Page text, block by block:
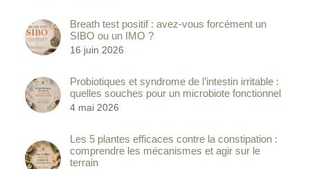
Breath test positif : avez-vous forcément un
SIBO ou un IMO ?
16 juin 2026
Probiotiques et syndrome de l’intestin irritable :
quelles souches pour un microbiote fonctionnel
4 mai 2026
Les 5 plantes efficaces contre la constipation :
comprendre les mécanismes et agir sur le
terrain